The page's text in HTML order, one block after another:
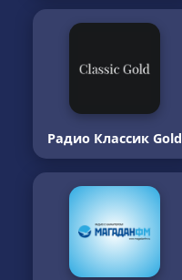
Радио Классик Gold